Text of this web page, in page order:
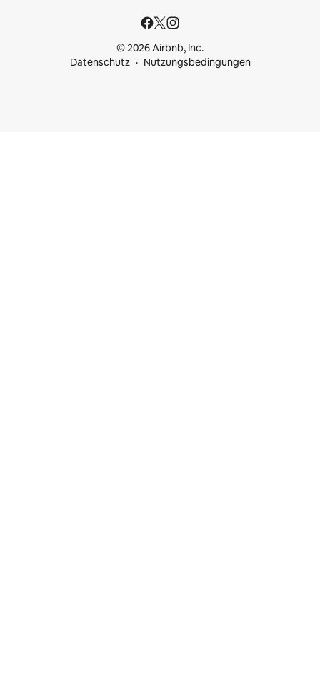
© 2026 Airbnb, Inc.
Datenschutz
Nutzungsbedingungen